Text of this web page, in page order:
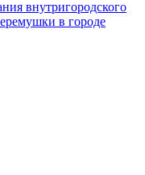
внутригородского
в городе